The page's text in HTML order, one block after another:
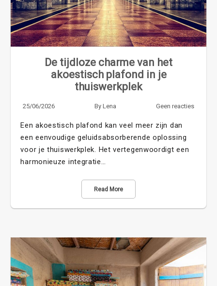
De tijdloze charme van het
akoestisch plafond in je
thuiswerkplek
25/06/2026 By Lena Geen reacties
Een akoestisch plafond kan veel meer zijn dan
een eenvoudige geluidsabsorberende oplossing
voor je thuiswerkplek. Het vertegenwoordigt een
harmonieuze integratie…
Read More